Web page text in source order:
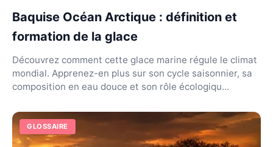
Baquise Océan Arctique : définition et
formation de la glace
Découvrez comment cette glace marine régule le climat
mondial. Apprenez-en plus sur son cycle saisonnier, sa
composition en eau douce et son rôle écologiqu...
GLOSSAIRE